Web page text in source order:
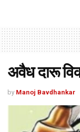
अवैध दारू
by Manoj Bavdhankar